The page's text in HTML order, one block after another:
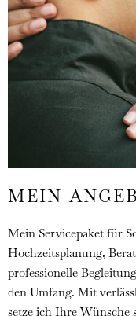
MEIN
Mein Servicepaket für
Hochzeitsplanung,
professionelle
den Umfang. Mit
setze ich Ihre Wünsche